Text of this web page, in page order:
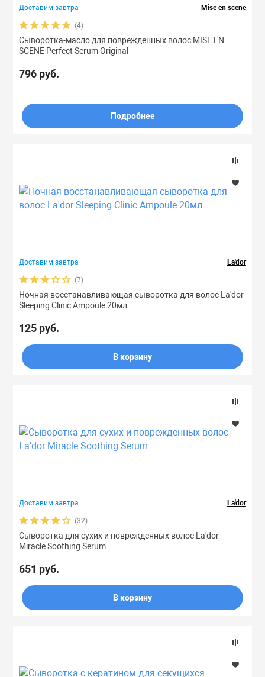
Доставим завтра Mise en scene
(4)
Сыворотка-масло для поврежденных волос MISE EN
SCENE Perfect Serum Original
796 руб.
Подробнее
Доставим завтра La'dor
(7)
Ночная восстанавливающая сыворотка для волос La'dor
Sleeping Clinic Ampoule 20мл
125 руб.
В корзину
Доставим завтра La'dor
(32)
Сыворотка для сухих и поврежденных волос La'dor
Miracle Soothing Serum
651 руб.
В корзину